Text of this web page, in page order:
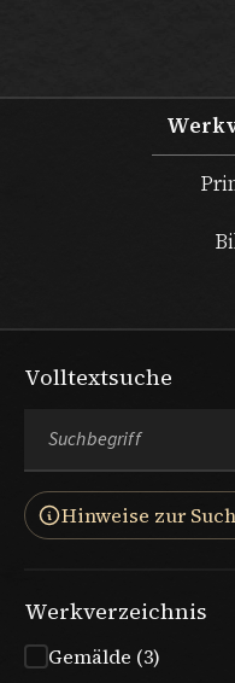
Volltextsuche
Hinweise zur
Werkverzeichnis
Gemälde (3)